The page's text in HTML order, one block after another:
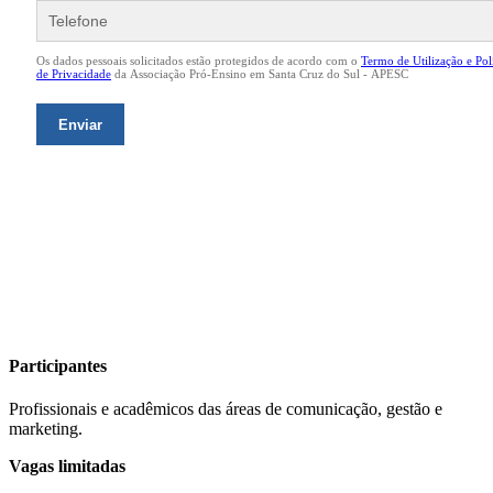
Participantes
Profissionais e acadêmicos das áreas de comunicação, gestão e
marketing.
Vagas limitadas